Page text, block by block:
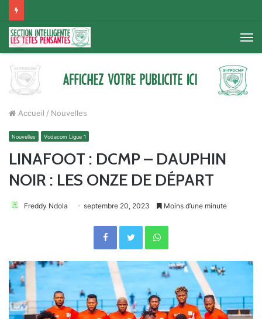
Accueil / Nouvelles
Nouvelles Vodacom Ligue 1
LINAFOOT : DCMP – DAUPHIN
NOIR : LES ONZE DE DÉPART
Freddy Ndola septembre 20, 2023 Moins d’une minute
FacebookTwitterWhatsApp